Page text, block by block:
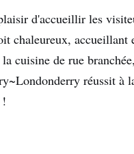
d'accueillir les
chaleureux, accueillant
cuisine de rue
réussit à